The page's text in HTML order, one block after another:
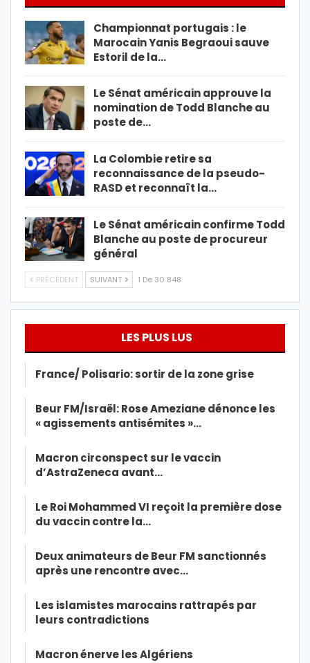
Championnat portugais : le
Marocain Yanis Begraoui sauve
Estoril de la…
Le Sénat américain approuve la
nomination de Todd Blanche au
poste de…
La Colombie retire sa
reconnaissance de la pseudo-
RASD et reconnaît la…
Le Sénat américain confirme Todd
Blanche au poste de procureur
général
PRÉCÉDENT SUIVANT 1 De 30 848
LES PLUS LUS
France/ Polisario: sortir de la zone grise
Beur FM/Israël: Rose Ameziane dénonce les
« agissements antisémites »…
Macron circonspect sur le vaccin
d’AstraZeneca avant…
Le Roi Mohammed VI reçoit la première dose
du vaccin contre la…
Deux animateurs de Beur FM sanctionnés
après une rencontre avec…
Les islamistes marocains rattrapés par
leurs contradictions
Macron énerve les Algériens